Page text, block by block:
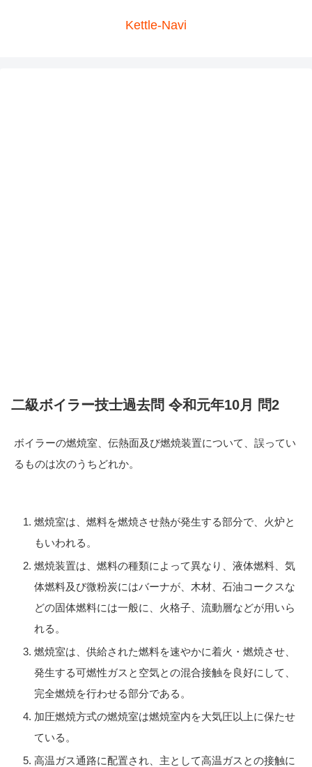
Kettle-Navi
二級ボイラー技士過去問 令和元年10月 問2
ボイラーの燃焼室、伝熱面及び燃焼装置について、誤ってい
るものは次のうちどれか。
燃焼室は、燃料を燃焼させ熱が発生する部分で、火炉と
もいわれる。
燃焼装置は、燃料の種類によって異なり、液体燃料、気
体燃料及び微粉炭にはバーナが、木材、石油コークスな
どの固体燃料には一般に、火格子、流動層などが用いら
れる。
燃焼室は、供給された燃料を速やかに着火・燃焼させ、
発生する可燃性ガスと空気との混合接触を良好にして、
完全燃焼を行わせる部分である。
加圧燃焼方式の燃焼室は燃焼室内を大気圧以上に保たせ
ている。
高温ガス通路に配置され、主として高温ガスとの接触に